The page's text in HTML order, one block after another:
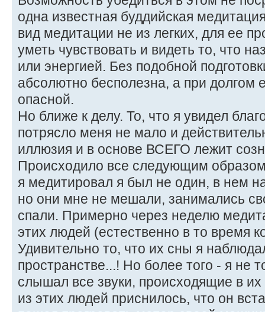
одна известная буддийская
вид медитации не из легких, для ее
уметь чувствовать и видеть то, что
или энергией. Без подобной
абсолютно бесполезна, а при долгом
опасной.
Но ближе к делу. То, что я увидел
потрясло меня не мало и
иллюзия и в основе ВСЕГО лежит
Происходило все следующим
я медитировал я был не один, в нем
но они мне не мешали, занимались
спали. Примерно через неделю
этих людей (естественно в то время
Удивительно то, что их сны я
пространстве...! Но более того - я не
слышал все звуки, происходящие в
из этих людей приснилось, что он